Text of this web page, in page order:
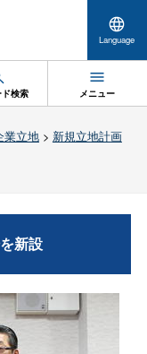
Language
検索 メニュー
業立地> 新規立地計画
新設